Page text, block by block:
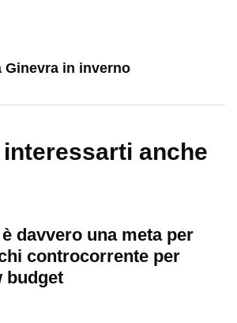
Ginevra in inverno
anche
davvero una meta per
controcorrente per
budget